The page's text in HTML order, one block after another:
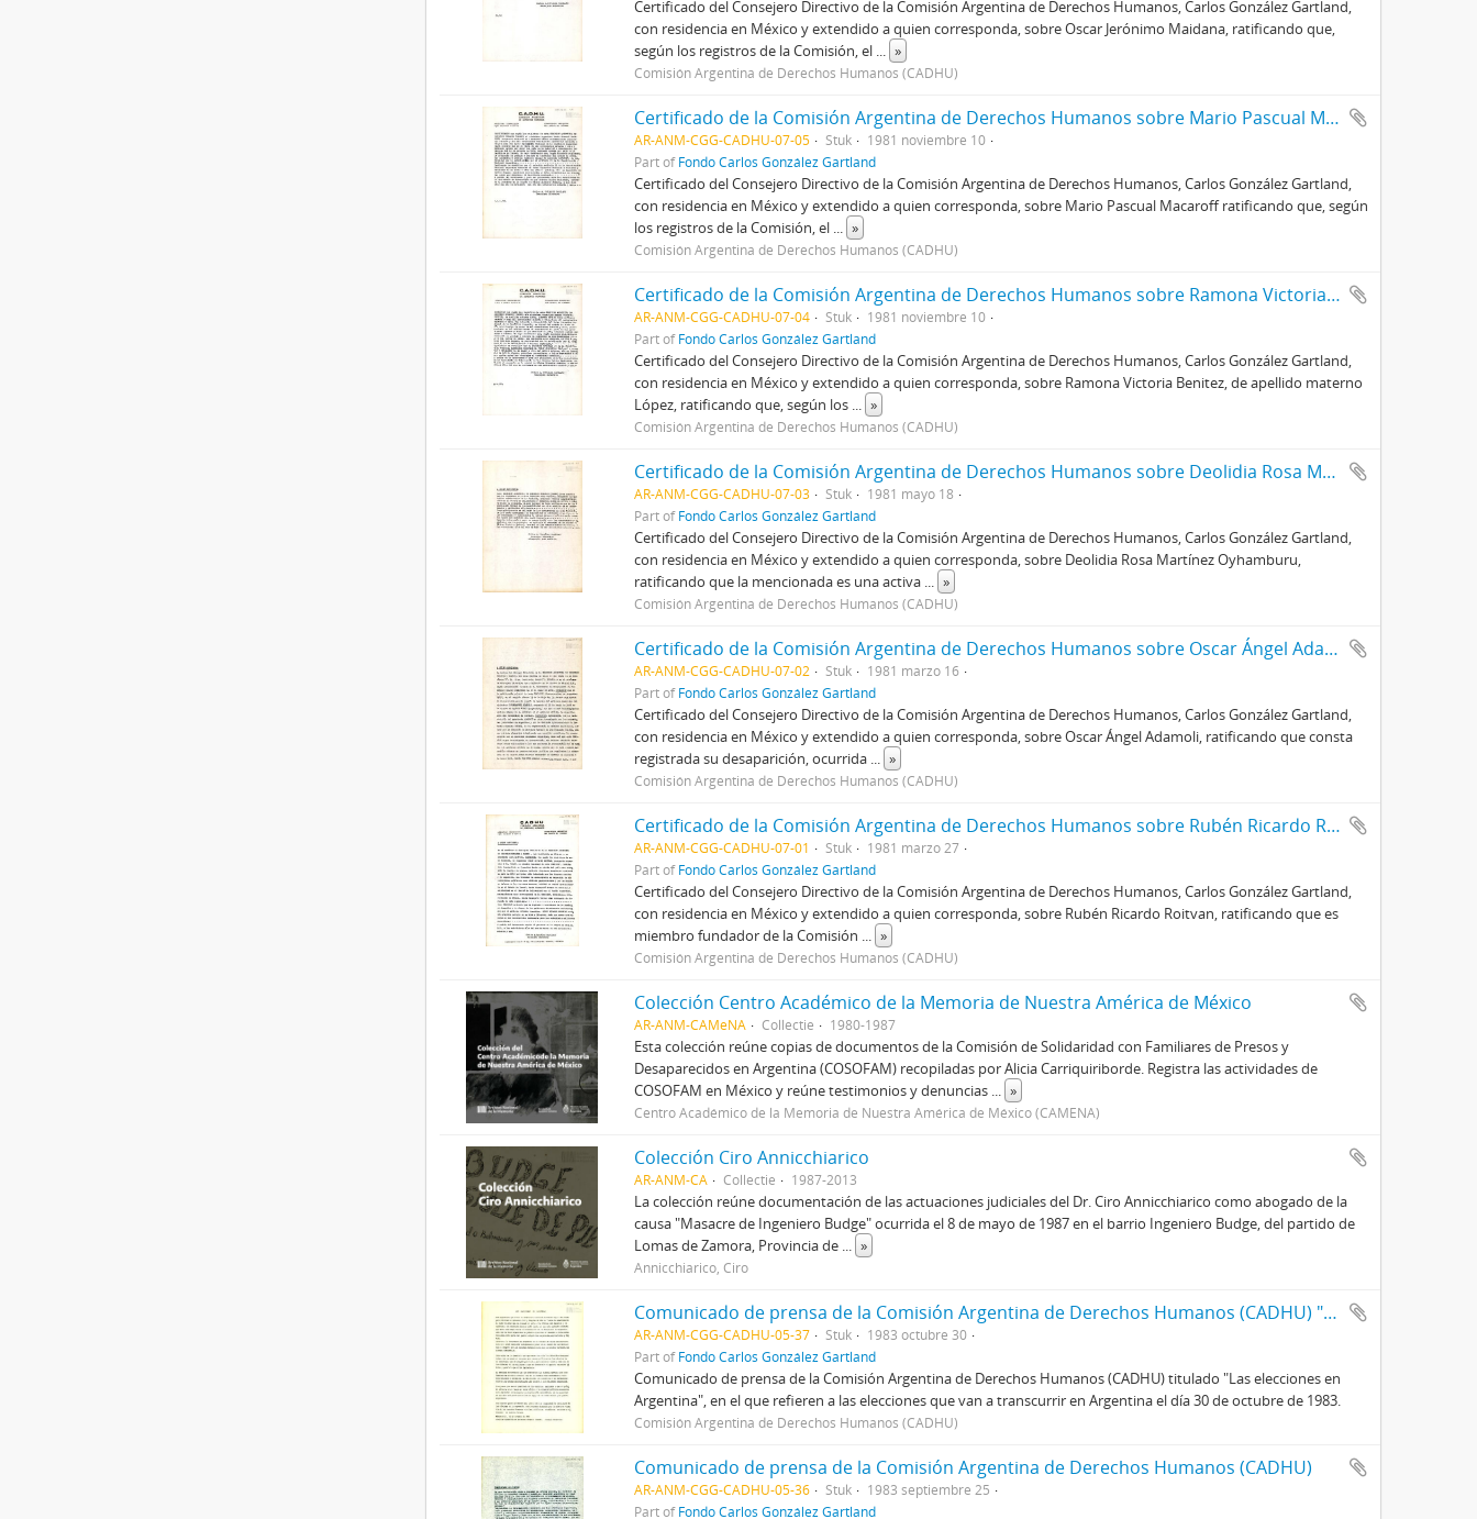
Certificado del Consejero Directivo de la Comisión Argentina de Derechos Humanos, Carlos González Gartland,
con residencia en México y extendido a quien corresponda, sobre Oscar Jerónimo Maidana, ratificando que,
según los registros de la Comisión, el
»
Comisión Argentina de Derechos Humanos (CADHU)
Certificado de la Comisión Argentina de Derechos Humanos sobre Mario Pascual Macaroff
AR-ANM-CGG-CADHU-07-05 Stuk
1981 noviembre 10
Part ofFondo Carlos González Gartland
Certificado del Consejero Directivo de la Comisión Argentina de Derechos Humanos, Carlos González Gartland,
con residencia en México y extendido a quien corresponda, sobre Mario Pascual Macaroff ratificando que, según
los registros de la Comisión, el
»
Comisión Argentina de Derechos Humanos (CADHU)
Certificado de la Comisión Argentina de Derechos Humanos sobre Ramona Victoria Benitez
AR-ANM-CGG-CADHU-07-04 Stuk
1981 noviembre 10
Part ofFondo Carlos González Gartland
Certificado del Consejero Directivo de la Comisión Argentina de Derechos Humanos, Carlos González Gartland,
con residencia en México y extendido a quien corresponda, sobre Ramona Victoria Benitez, de apellido materno
López, ratificando que, según los
»
Comisión Argentina de Derechos Humanos (CADHU)
Certificado de la Comisión Argentina de Derechos Humanos sobre Deolidia Rosa Martínez Oyhamburu
AR-ANM-CGG-CADHU-07-03 Stuk
1981 mayo 18
Part ofFondo Carlos González Gartland
Certificado del Consejero Directivo de la Comisión Argentina de Derechos Humanos, Carlos González Gartland,
con residencia en México y extendido a quien corresponda, sobre Deolidia Rosa Martínez Oyhamburu,
ratificando que la mencionada es una activa
»
Comisión Argentina de Derechos Humanos (CADHU)
Certificado de la Comisión Argentina de Derechos Humanos sobre Oscar Ángel Adamoli
AR-ANM-CGG-CADHU-07-02 Stuk
1981 marzo 16
Part ofFondo Carlos González Gartland
Certificado del Consejero Directivo de la Comisión Argentina de Derechos Humanos, Carlos González Gartland,
con residencia en México y extendido a quien corresponda, sobre Oscar Ángel Adamoli, ratificando que consta
registrada su desaparición, ocurrida
»
Comisión Argentina de Derechos Humanos (CADHU)
Certificado de la Comisión Argentina de Derechos Humanos sobre Rubén Ricardo Roitvan
AR-ANM-CGG-CADHU-07-01 Stuk
1981 marzo 27
Part ofFondo Carlos González Gartland
Certificado del Consejero Directivo de la Comisión Argentina de Derechos Humanos, Carlos González Gartland,
con residencia en México y extendido a quien corresponda, sobre Rubén Ricardo Roitvan, ratificando que es
miembro fundador de la Comisión
»
Comisión Argentina de Derechos Humanos (CADHU)
Colección Centro Académico de la Memoria de Nuestra América de México
AR-ANM-CAMeNA Collectie 1980-1987
Esta colección reúne copias de documentos de la Comisión de Solidaridad con Familiares de Presos y
Desaparecidos en Argentina (COSOFAM) recopiladas por Alicia Carriquiriborde. Registra las actividades de
COSOFAM en México y reúne testimonios y denuncias
»
Centro Académico de la Memoria de Nuestra América de México (CAMENA)
Colección Ciro Annicchiarico
AR-ANM-CA Collectie 1987-2013
La colección reúne documentación de las actuaciones judiciales del Dr. Ciro Annicchiarico como abogado de la
causa "Masacre de Ingeniero Budge" ocurrida el 8 de mayo de 1987 en el barrio Ingeniero Budge, del partido de
Lomas de Zamora, Provincia de
»
Annicchiarico, Ciro
Comunicado de prensa de la Comisión Argentina de Derechos Humanos (CADHU) "Las elecciones en Argentina"
AR-ANM-CGG-CADHU-05-37 Stuk
1983 octubre 30
Part ofFondo Carlos González Gartland
Comunicado de prensa de la Comisión Argentina de Derechos Humanos (CADHU) titulado "Las elecciones en
Argentina", en el que refieren a las elecciones que van a transcurrir en Argentina el día 30 de octubre de 1983.
Comisión Argentina de Derechos Humanos (CADHU)
Comunicado de prensa de la Comisión Argentina de Derechos Humanos (CADHU)
AR-ANM-CGG-CADHU-05-36 Stuk
1983 septiembre 25
Part ofFondo Carlos González Gartland